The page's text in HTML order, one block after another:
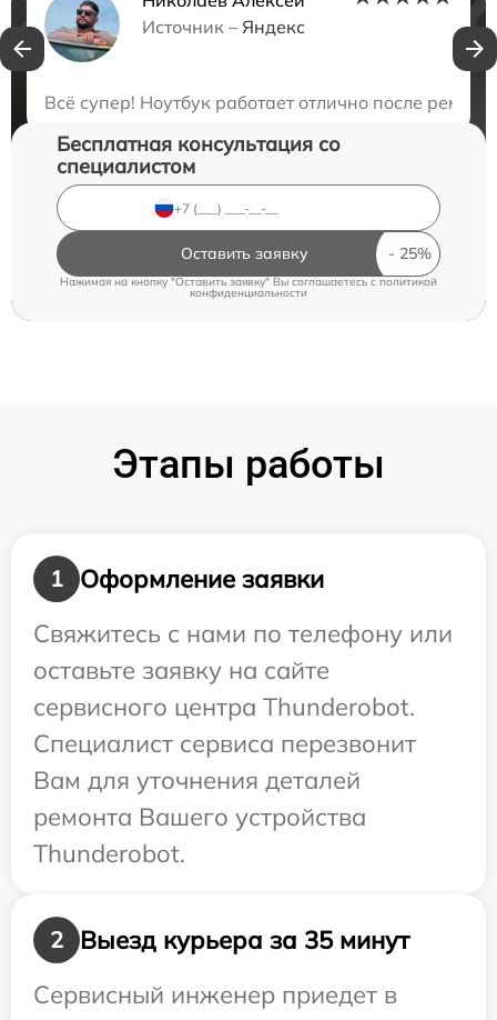
Источник – Яндекс
Всё супер! Ноутбук работает отлично после
Нужна консультация?
Бесплатная консультация со
специалистом
Оставить заявку
Нажимая на кнопку "Оставить заявку" Вы соглашаетесь cполитикой
конфиденциальности
Этапы работы
1
Оформление заявки
Свяжитесь с нами по телефону или
оставьте заявку на сайте
сервисного центра Thunderobot.
Специалист сервиса перезвонит
Вам для уточнения деталей
ремонта Вашего устройства
Thunderobot.
2
Выезд курьера за 35 минут
Сервисный инженер приедет в